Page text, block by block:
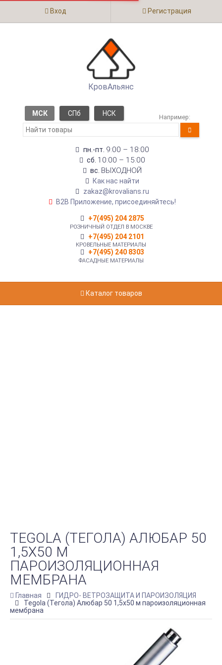
Вход Регистрация
КровАльянс
МСК СПб НСК Например:
пн.-пт. 9:00 – 18:00
сб. 10:00 – 15:00
вс. ВЫХОДНОЙ
Как нас найти
zakaz@krovalians.ru
B2B Приложение, присоединяйтесь!
+7(495) 204 2875
РОЗНИЧНЫЙ ОТДЕЛ В МОСКВЕ
+7(495) 204 2101
КРОВЕЛЬНЫЕ МАТЕРИАЛЫ
+7(495) 240 8303
ФАСАДНЫЕ МАТЕРИАЛЫ
Каталог товаров
TEGOLA (ТЕГОЛА) АЛЮБАР 50
1,5Х50 М
ПАРОИЗОЛЯЦИОННАЯ
МЕМБРАНА
Главная
ГИДРО- ВЕТРОЗАЩИТА И ПАРОИЗОЛЯЦИЯ
Tegola (Тегола) Алюбар 50 1,5х50 м пароизоляционная
мембрана